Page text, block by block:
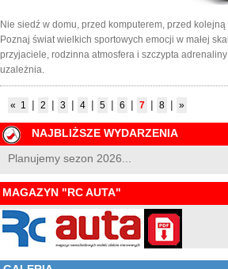
Nie siedź w domu, przed komputerem, przed
Poznaj świat wielkich sportowych emocji w małej
przyjaciele, rodzinna atmosfera i szczypta
uzależnia.
« 1 | 2 | 3 | 4 | 5 | 6 | 7 | 8 | »
NAJBLIŻSZE WYDARZENIA
Planujemy sezon 2026...
MAGAZYN "RC AUTA"